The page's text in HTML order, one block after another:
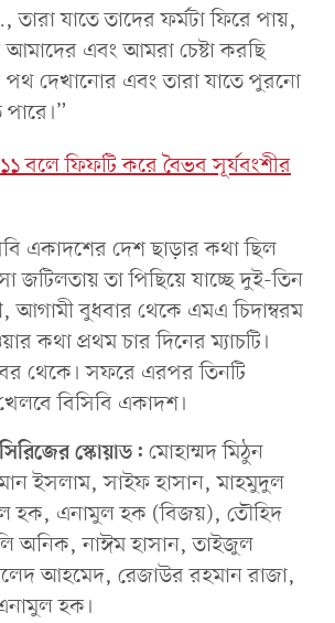
যাতে তাদের ফর্মটা ফিরে পায়,
আমাদের এবং আমরা চেষ্টা করছি
পথ দেখানোর এবং তারা যাতে পুরনো
১১ বলে ফিফটি করে বৈভব সূর্যবংশীর
একাদশের দেশ ছাড়ার কথা ছিল
জটিলতায় তা পিছিয়ে যাচ্ছে দুই-তিন
আগামী বুধবার থেকে এমএ চিদাম্বরম
কথা প্রথম চার দিনের ম্যাচটি।
থেকে। সফরে এরপর তিনটি
বিসিবি একাদশ।
স্কোয়াড: মোহাম্মদ মিঠুন
ইসলাম, সাইফ হাসান, মাহমুদুল
হক, এনামুল হক (বিজয়), তৌহিদ
অনিক, নাঈম হাসান, তাইজুল
আহমেদ, রেজাউর রহমান রাজা,
হক।